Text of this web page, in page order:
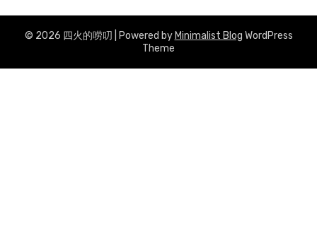
© 2026 四火的唠叨 | Powered byMinimalist Blog WordPress
Theme